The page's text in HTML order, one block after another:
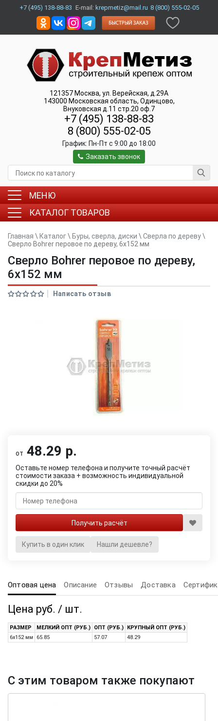
+7 (495) 138-88-83 E-mail: krepmetiz@mail.ru 8 (800) 555-02-05
121357 Москва, ул. Верейская, д.29А
143000 Московская область, Одинцово,
Внуковская д.11 стр.20 оф.7
+7 (495) 138-88-83
8 (800) 555-02-05
График: Пн-Пт c 9:00 до 18:00
Заказать звонок
МЕНЮ
КАТАЛОГ ТОВАРОВ
Главная \ Каталог\ Буры, сверла, диски \ Сверла по дереву\
Сверло Bohrer перовое по дереву, 6х152 мм
Сверло Bohrer перовое по дереву,
6х152 мм
Написать отзыв
от 48.29 р.
Оставьте номер телефона и получите точный расчёт
стоимости заказа + возможность индивидуальной
скидки до 20%
Купить в один клик Нашли дешевле?
Оптовая цена Описание Отзывы Доставка
Цена руб. / шт.
РАЗМЕР МЕЛКИЙ ОПТ (РУБ.) ОПТ (РУБ.)
КРУПНЫЙ ОПТ (РУБ.)
6х152 мм
65.85 57.07 48.29
С этим товаром также покупают